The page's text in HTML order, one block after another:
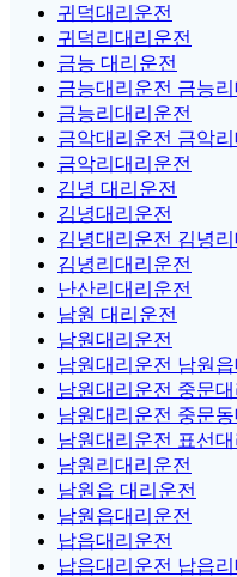
귀덕대리운전
귀덕리대리운전
금능 대리운전
금능대리운전 금능
금능리대리운전
금악대리운전 금악
금악리대리운전
김녕 대리운전
김녕대리운전
김녕대리운전 김녕
김녕리대리운전
난산리대리운전
남원 대리운전
남원대리운전
남원대리운전 남원
남원대리운전 중문대
남원대리운전 중문
남원대리운전 표선대
남원리대리운전
남원읍 대리운전
남원읍대리운전
납읍대리운전
납읍대리운전 납읍